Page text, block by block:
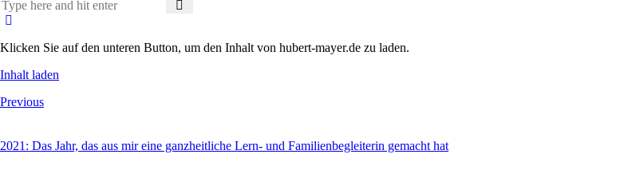
Klicken Sie auf den unteren Button, um den Inhalt von hubert-mayer.de zu laden.
Inhalt laden
Previous
2021: Das Jahr, das aus mir eine ganzheitliche Lern- und Familienbegleiterin gemacht hat